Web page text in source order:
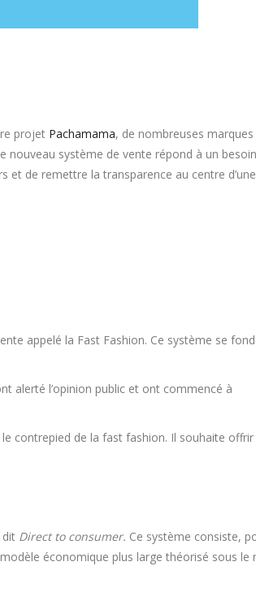
projet Pachamama, de nombreuses marques
nouveau système de vente répond à un
de remettre la transparence au centre d’une
appelé la Fast Fashion. Ce système se
alerté l’opinion public et ont commencé à
contrepied de la fast fashion. Il souhaite offrir
dit Direct to consumer. Ce système consiste,
économique plus large théorisé sous le